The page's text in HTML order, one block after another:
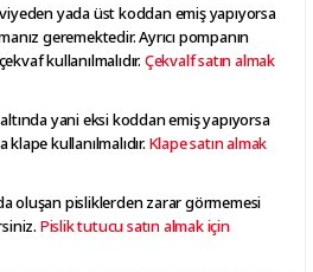
yada üst koddan emiş yapıyorsa
geremektedir. Ayrıcı pompanın
kullanılmalıdır. Çekvalf satın almak
yani eksi koddan emiş yapıyorsa
kullanılmalıdır. Klape satın almak
oluşan pisliklerden zarar görmemesi
Pislik tutucu satın almak için